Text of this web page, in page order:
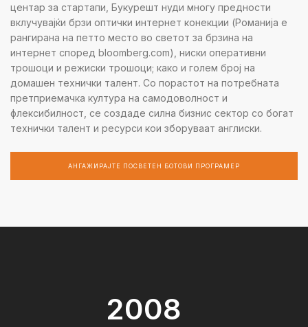
центар за стартапи, Букурешт нуди многу предности
вклучувајќи брзи оптички интернет конекции (Романија е
рангирана на петто место во светот за брзина на
интернет според bloomberg.com), ниски оперативни
трошоци и режиски трошоци; како и голем број на
домашен технички талент. Со порастот на потребната
претприемачка култура на самодоволност и
флексибилност, се создаде силна бизнис сектор со богат
технички талент и ресурси кои зборуваат англиски.
АНГАЖИРАЈТЕ ПОСВЕТЕН БОТОВИ ПРОГРАМЕР
2008